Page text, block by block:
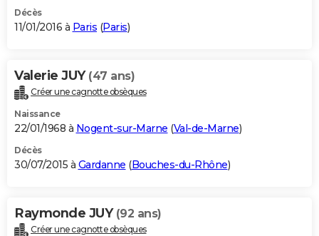
Décès
11/01/2016 à Paris (Paris)
Valerie JUY (47 ans)
Créer une cagnotte obsèques
Naissance
22/01/1968 à Nogent-sur-Marne (Val-de-Marne)
Décès
30/07/2015 à Gardanne (Bouches-du-Rhône)
Raymonde JUY (92 ans)
Créer une cagnotte obsèques